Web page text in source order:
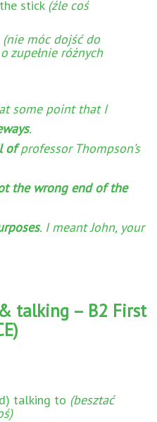
stick (źle coś
(nie móc dojść do
zupełnie różnych
some point that I
.
ofprofessor Thompson’s
the wrong end of the
. I meant John, your
talking – B2 First
talking to (besztać